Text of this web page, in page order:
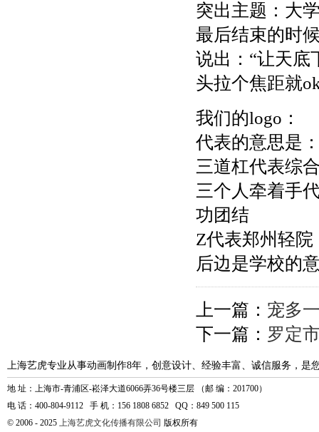
突出主题：大
最后结束的时
说出：“让天底
头拉个焦距就
我们的logo：
代表的意思是
三道杠代表综
三个人牵着手
功团结
Z代表郑州轻
后边是学校的
上一篇： 宠多
下一篇： 罗定
上海艺虎专业从事动画制作8年，创意设计、经验丰富、诚信服务，是
地 址：上海市-青浦区-崧泽大道6066弄36号楼三层 （邮 编：201700）
电 话：400-804-9112 手 机：156 1808 6852 QQ：849 500 115
© 2006 - 2025 上海艺虎文化传播有限公司 版权所有